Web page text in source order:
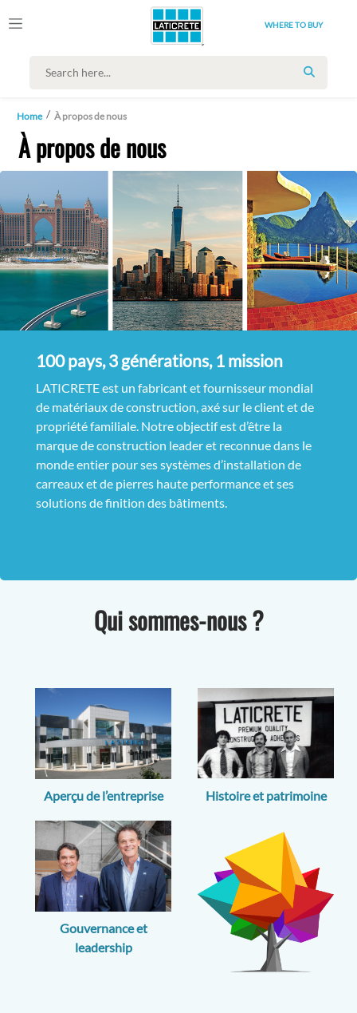
WHERE TO BUY
SEARCH
Home À propos de nous
À propos de nous
100 pays, 3 générations, 1 mission
LATICRETE est un fabricant et fournisseur mondial
de matériaux de construction, axé sur le client et de
propriété familiale. Notre objectif est d’être la
marque de construction leader et reconnue dans le
monde entier pour ses systèmes d’installation de
carreaux et de pierres haute performance et ses
solutions de finition des bâtiments.
Qui sommes-nous ?
Aperçu de l’entreprise Histoire et patrimoine
Gouvernance et
leadership